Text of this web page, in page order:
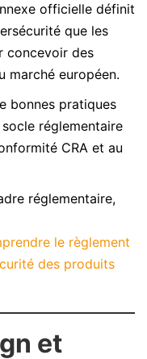
officielle définit
que les
concevoir des
marché européen.
bonnes pratiques
réglementaire
CRA et au
réglementaire,
le règlement
des produits
et